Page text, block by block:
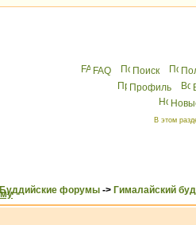
FAQ Поиск
Профиль
В этом
Буддийские форумы -> Гималайский